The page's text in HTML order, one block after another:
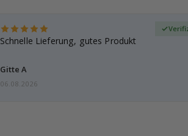
Schnelle Lieferung, gutes Produkt
Gitte A
06.08.2026